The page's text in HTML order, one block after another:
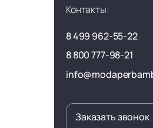
Контакты:
8 499 962-55-22
8 800 777-98-21
Заказать звонок